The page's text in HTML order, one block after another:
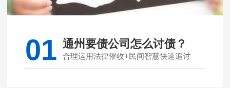
01 通州要债公司怎么讨债？
合理运用法律催收+民间智慧快速追讨